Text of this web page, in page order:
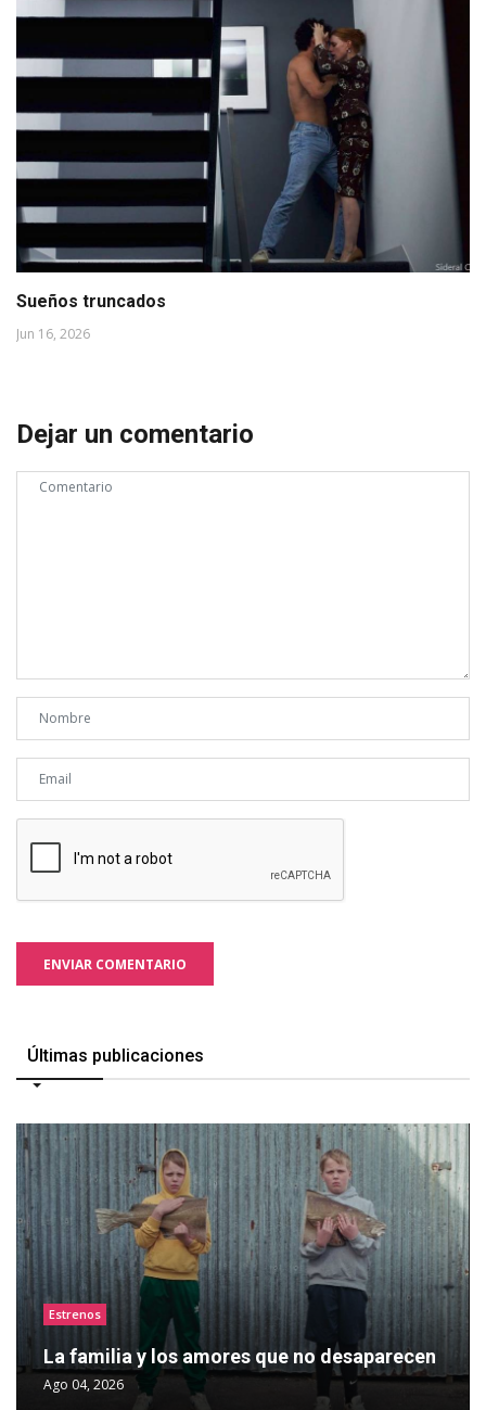
Sueños truncados
Jun 16, 2026
Dejar un comentario
ENVIAR COMENTARIO
Últimas publicaciones
Estrenos
La familia y los amores que no desaparecen
Ago 04, 2026